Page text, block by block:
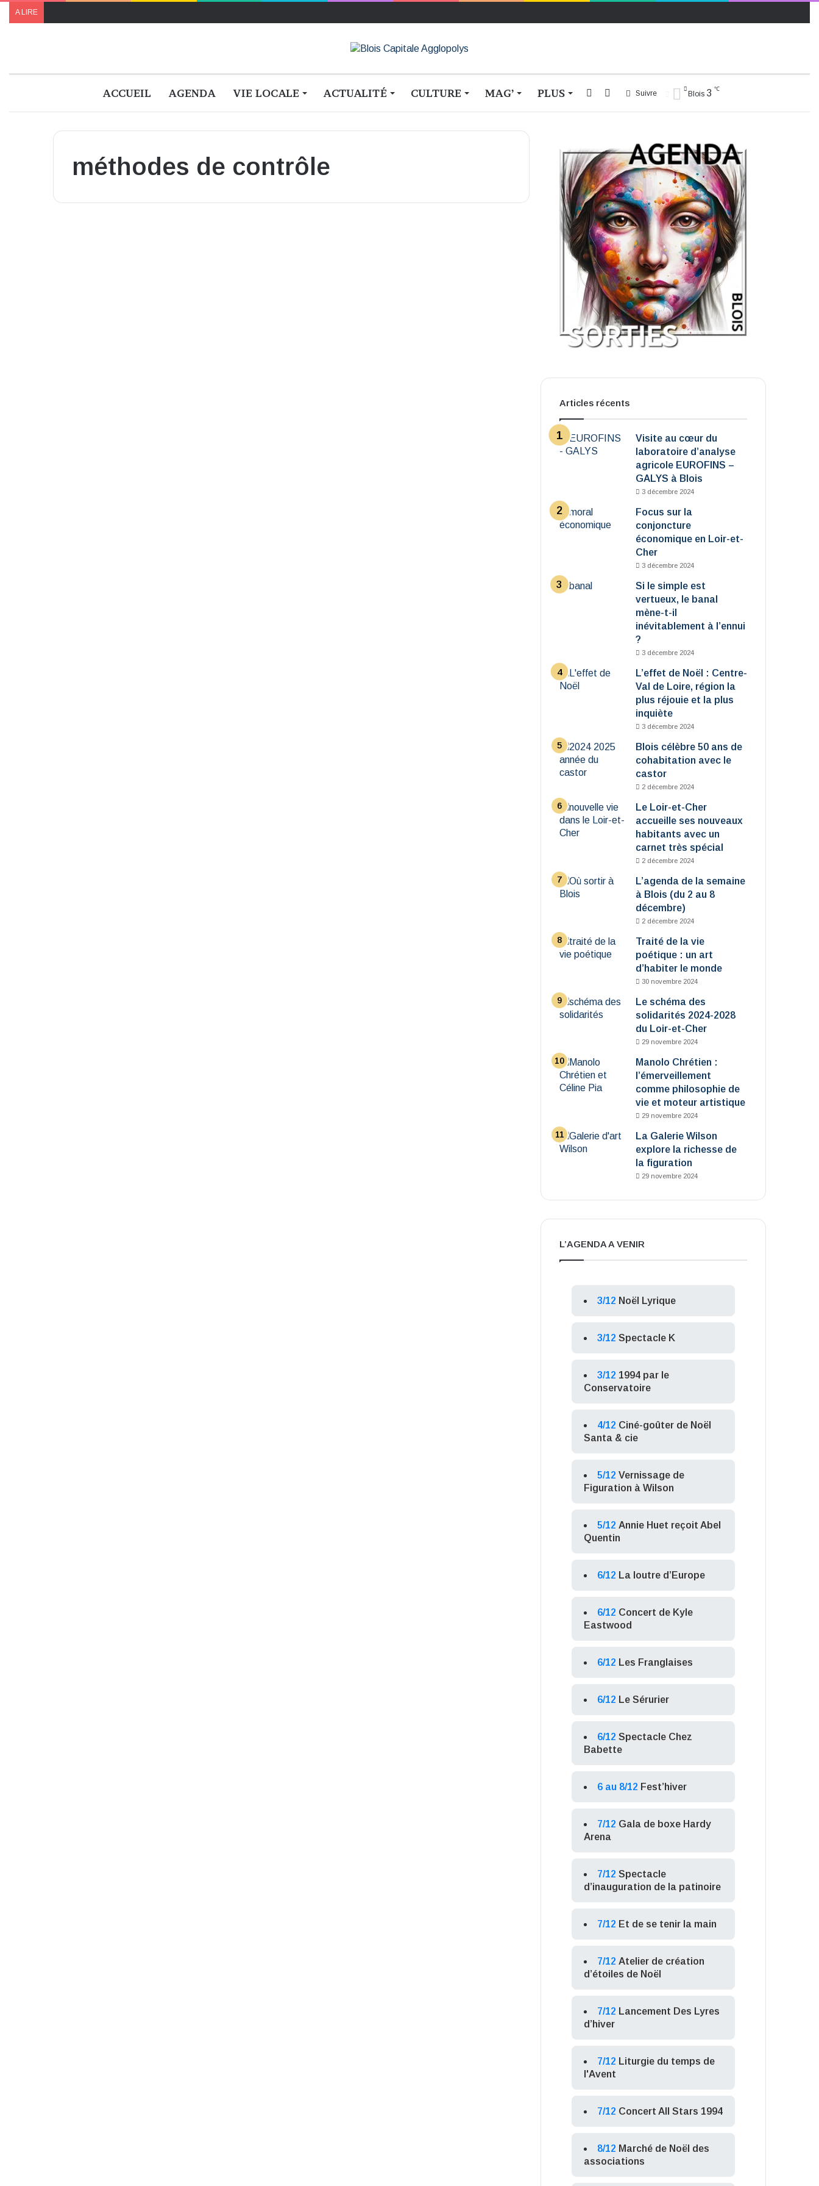
A LIRE
ACCUEIL AGENDA VIE LOCALE ACTUALITÉ CULTURE MAG’ PLUS Blois 3 ℃
Suivre
Switch
Rechercher
méthodes de contrôle
Articles récents
Visite au cœur du
laboratoire d’analyse
agricole EUROFINS –
GALYS à Blois
3 décembre 2024
Focus sur la
conjoncture
économique en Loir-et-
Cher
3 décembre 2024
Si le simple est
vertueux, le banal
mène-t-il
inévitablement à l’ennui
?
3 décembre 2024
L’effet de Noël : Centre-
Val de Loire, région la
plus réjouie et la plus
inquiète
3 décembre 2024
Blois célèbre 50 ans de
cohabitation avec le
castor
2 décembre 2024
Le Loir-et-Cher
accueille ses nouveaux
habitants avec un
carnet très spécial
2 décembre 2024
L’agenda de la semaine
à Blois (du 2 au 8
décembre)
2 décembre 2024
Traité de la vie
poétique : un art
d’habiter le monde
30 novembre 2024
Le schéma des
solidarités 2024-2028
du Loir-et-Cher
29 novembre 2024
Manolo Chrétien :
l’émerveillement
comme philosophie de
vie et moteur artistique
29 novembre 2024
La Galerie Wilson
explore la richesse de
la figuration
29 novembre 2024
L’AGENDA A VENIR
3/12 Noël Lyrique
3/12 Spectacle K
3/12 1994 par le
Conservatoire
4/12 Ciné-goûter de Noël
Santa & cie
5/12 Vernissage de
Figuration à Wilson
5/12 Annie Huet reçoit Abel
Quentin
6/12 La loutre d’Europe
6/12 Concert de Kyle
Eastwood
6/12 Les Franglaises
6/12 Le Sérurier
6/12 Spectacle Chez
Babette
6 au 8/12 Fest’hiver
7/12 Gala de boxe Hardy
Arena
7/12 Spectacle
d’inauguration de la patinoire
7/12 Et de se tenir la main
7/12 Atelier de création
d’étoiles de Noël
7/12 Lancement Des Lyres
d’hiver
7/12 Liturgie du temps de
l'Avent
7/12 Concert All Stars 1994
8/12 Marché de Noël des
associations